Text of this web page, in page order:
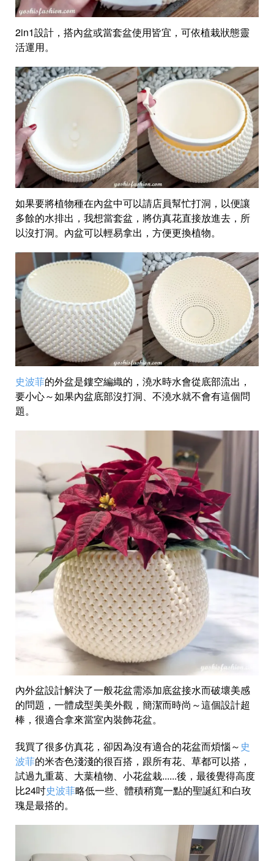
2in1設計，搭內盆或當套盆使用皆宜，可依植栽狀態靈
活運用。
如果要將植物種在內盆中可以請店員幫忙打洞，以便讓
多餘的水排出，我想當套盆，將仿真花直接放進去，所
以沒打洞。內盆可以輕易拿出，方便更換植物。
史波菲的外盆是鏤空編織的，澆水時水會從底部流出，
要小心～如果內盆底部沒打洞、不澆水就不會有這個問
題。
內外盆設計解決了一般花盆需添加底盆接水而破壞美感
的問題，一體成型美美外觀，簡潔而時尚～這個設計超
棒，很適合拿來當室內裝飾花盆。
我買了很多仿真花，卻因為沒有適合的花盆而煩惱～ 史
波菲的米杏色淺淺的很百搭，跟所有花、草都可以搭，
試過九重葛、大葉植物、小花盆栽......後，最後覺得高度
比24吋史波菲略低一些、體積稍寬一點的聖誕紅和白玫
瑰是最搭的。